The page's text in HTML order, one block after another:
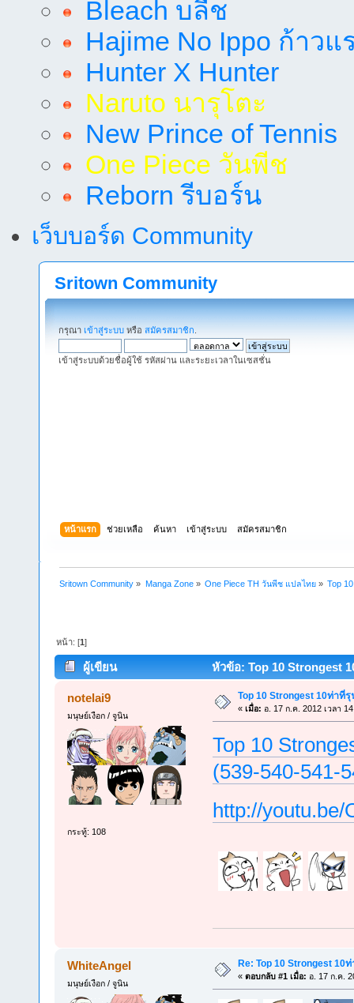
Bleach บลีช
Hajime No Ippo ก้าวแ
Hunter X Hunter
Naruto นารุโตะ
New Prince of Tennis
One Piece วันพีช
Reborn รีบอร์น
เว็บบอร์ด Community
Sritown Community
กรุณา เข้าสู่ระบบ หรือ สมัครสมาชิก
เข้าสู่ระบบด้วยชื่อผู้ใช้ รหัสผ่าน และระยะเวลาในเซสชั่น
หน้าแรก ช่วยเหลือ ค้นหา เข้าสู่ระบบ สมัครสมาชิก
Sritown Community » Manga Zone» One Piece TH วันพีช แปลไทย» Top
หน้า: [1]
ผู้เขียน หัวข้อ: Top 10 Strongest
notelai9
มนุษย์เงือก / จูนิน
กระทู้: 108
Top 10 Strongest 10ท่าที่
« เมื่อ: อ. 17 ก.ค. 2012 เวลา
Top 10
(539-540-541-
http://youtu.be/
WhiteAngel
มนุษย์เงือก / จูนิน
Re: Top 10 Strongest 10
« ตอบกลับ #1 เมื่อ: อ. 17 ก.ค.